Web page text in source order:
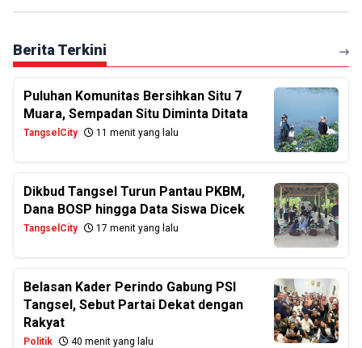
Berita Terkini
Puluhan Komunitas Bersihkan Situ 7
Muara, Sempadan Situ Diminta Ditata
TangselCity 11 menit yang lalu
Dikbud Tangsel Turun Pantau PKBM,
Dana BOSP hingga Data Siswa Dicek
TangselCity 17 menit yang lalu
Belasan Kader Perindo Gabung PSI
Tangsel, Sebut Partai Dekat dengan
Rakyat
Politik 40 menit yang lalu